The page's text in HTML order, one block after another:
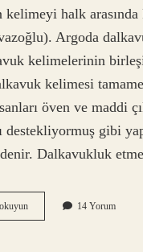
kelimeyi halk arasında
Argoda
kelimelerinin
kelimesi
öven ve maddi
destekliyormuş gibi
Dalkavukluk
Dalkavuk
Kime
14 Yorum